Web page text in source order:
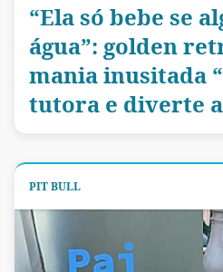
“Ela só bebe se
água”: golden
mania inusitada
tutora e diverte
PIT BULL